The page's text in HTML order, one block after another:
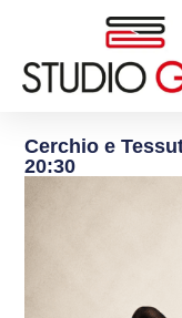
Cerchio e
20:30